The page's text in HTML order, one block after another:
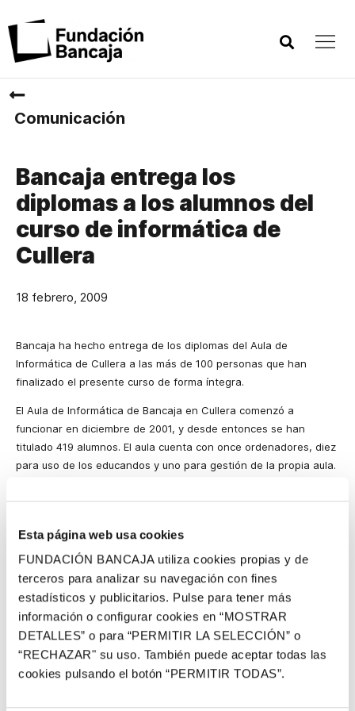
Esta página web usa cookies
FUNDACIÓN BANCAJA utiliza cookies propias y de
terceros para analizar su navegación con fines
estadísticos y publicitarios. Pulse para tener más
información o configurar cookies en “MOSTRAR
DETALLES” o para “PERMITIR LA SELECCIÓN” o
“RECHAZAR" su uso. También puede aceptar todas las
cookies pulsando el botón “PERMITIR TODAS”.
Comunicación
Bancaja entrega los
diplomas a los alumnos del
curso de informática de
Cullera
18 febrero, 2009
Bancaja ha hecho entrega de los diplomas del Aula de
Informática de Cullera a las más de 100 personas que han
finalizado el presente curso de forma íntegra.
El Aula de Informática de Bancaja en Cullera comenzó a
funcionar en diciembre de 2001, y desde entonces se han
titulado 419 alumnos. El aula cuenta con once ordenadores, diez
para uso de los educandos y uno para gestión de la propia aula.
tarde, y cuenta con cuatro monitores repartidos en dos turnos.
El módulo de informática ofertado por Bancaja proporciona a los
Power Point, Word, Excel, introducción a Internet y
mecanografía, etc; herramientas que pueden servir los usuarios
para acceder al mundo laboral en el futuro.
El objetivo del aula de alfabetización informática es facilitar el
aprendizaje de habilidades informáticas a sectores con recursos
limitados y colectivos en riesgo de exclusión social.